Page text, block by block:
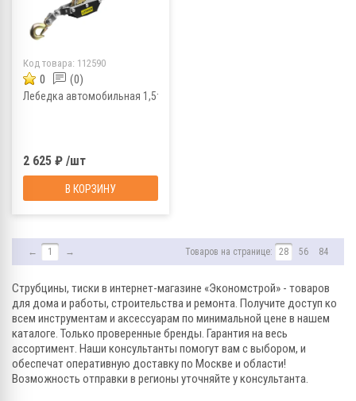
Код товара: 112590
0 (0)
Лебедка автомобильная 1,5т
2 625 ₽ /шт
В КОРЗИНУ
← 1 → Товаров на странице: 28 56 84
Струбцины, тиски в интернет-магазине «Экономстрой» - товаров
для дома и работы, строительства и ремонта. Получите доступ ко
всем инструментам и аксессуарам по минимальной цене в нашем
каталоге. Только проверенные бренды. Гарантия на весь
ассортимент. Наши консультанты помогут вам с выбором, и
обеспечат оперативную доставку по Москве и области!
Возможность отправки в регионы уточняйте у консультанта.